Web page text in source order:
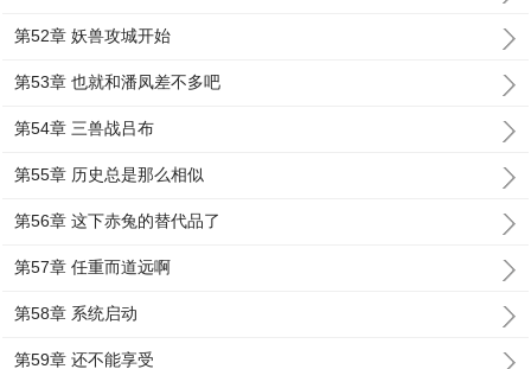
第52章 妖兽攻城开始
第53章 也就和潘凤差不多吧
第54章 三兽战吕布
第55章 历史总是那么相似
第56章 这下赤兔的替代品了
第57章 任重而道远啊
第58章 系统启动
第59章 还不能享受